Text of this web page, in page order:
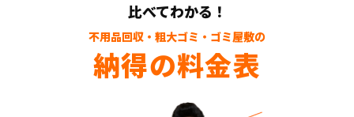
比べてわかる！
不用品回収・粗大ゴミ・ゴミ屋敷の
納得の料金表